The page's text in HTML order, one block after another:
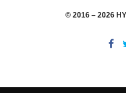
© 2016 – 2026